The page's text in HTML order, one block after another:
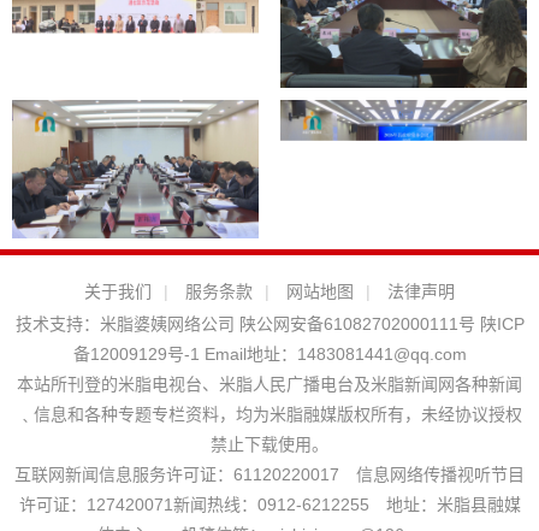
关于我们 | 服务条款 | 网站地图 |
法律声明
技术支持： 米脂婆姨网络公司 陕公网安备61082702000111号 陕ICP
备12009129号-1 Email地址： 1483081441@qq.com
本站所刊登的米脂电视台、米脂人民广播电台及米脂新闻网各种新闻
﹑信息和各种专题专栏资料，均为米脂融媒版权所有，未经协议授权
禁止下载使用。
互联网新闻信息服务许可证：61120220017 信息网络传播视听节目
许可证：127420071新闻热线：0912-6212255 地址：米脂县融媒